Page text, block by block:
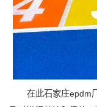
在此石家庄epdm